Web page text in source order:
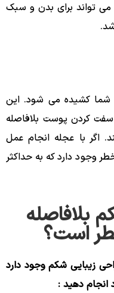
تواند برای بدن و سبک
شما کشیده می شود. این
کردن پوست بلافاصله
اگر با عجله انجام عمل
وجود دارد که به حداکثر
بلافاصله
است؟
زیبایی شکم وجود دارد
انجام دهید :